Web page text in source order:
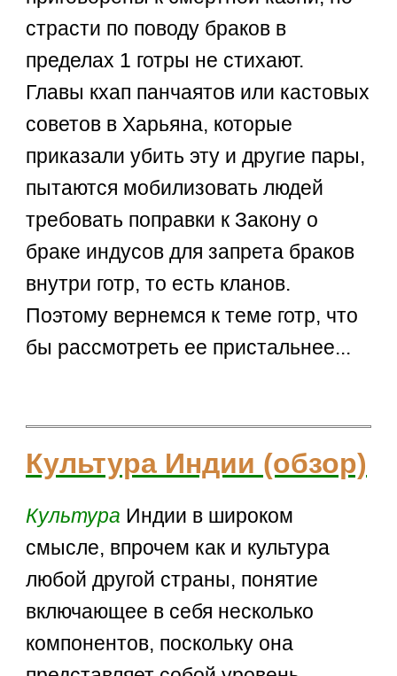
страсти по поводу браков в
пределах 1 готры не стихают.
Главы кхап панчаятов или кастовых
советов в Харьяна, которые
приказали убить эту и другие пары,
пытаются мобилизовать людей
требовать поправки к Закону о
браке индусов для запрета браков
внутри готр, то есть кланов.
Поэтому вернемся к теме готр, что
бы рассмотреть ее пристальнее...
Культура Индии (обзор)
Культура Индии в широком
смысле, впрочем как и культура
любой другой страны, понятие
включающее в себя несколько
компонентов, поскольку она